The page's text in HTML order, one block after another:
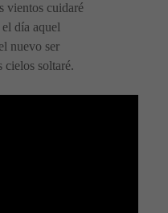
vientos cuidaré
día aquel
nuevo ser
cielos soltaré.